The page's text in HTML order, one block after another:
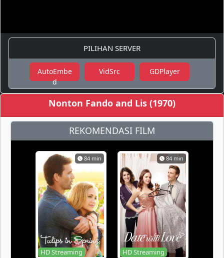
PILIHAN SERVER
AutoEmbe
d
VidSrc GDPlayer
Nonton Fando and Lis (1970)
REKOMENDASI FILM
84 min
HD Streaming
84 min
HD Streaming